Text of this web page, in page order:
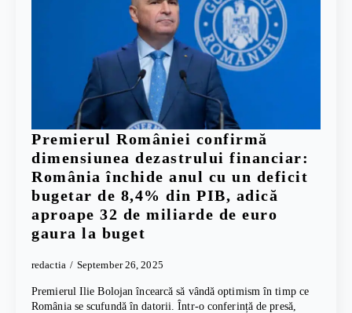
Premierul României confirmă
dimensiunea dezastrului financiar:
România închide anul cu un deficit
bugetar de 8,4% din PIB, adică
aproape 32 de miliarde de euro
gaura la buget
redactia September 26, 2025
Premierul Ilie Bolojan încearcă să vândă optimism în timp ce
România se scufundă în datorii. Într-o conferință de presă,